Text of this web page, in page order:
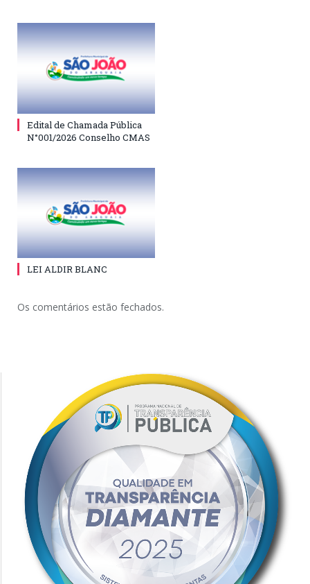
Edital de Chamada Pública
N°001/2026 Conselho CMAS
LEI ALDIR BLANC
Os comentários estão fechados.